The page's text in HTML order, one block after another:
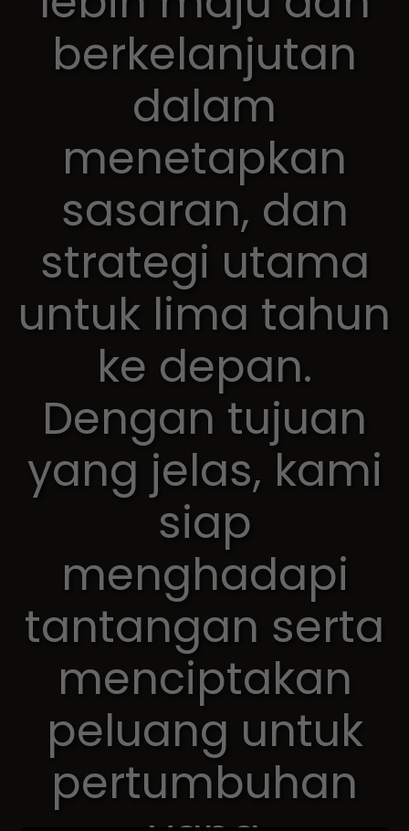
berkelanjutan
dalam
menetapkan
sasaran, dan
strategi utama
untuk lima tahun
ke depan.
Dengan tujuan
yang jelas, kami
siap
menghadapi
tantangan serta
menciptakan
peluang untuk
pertumbuhan